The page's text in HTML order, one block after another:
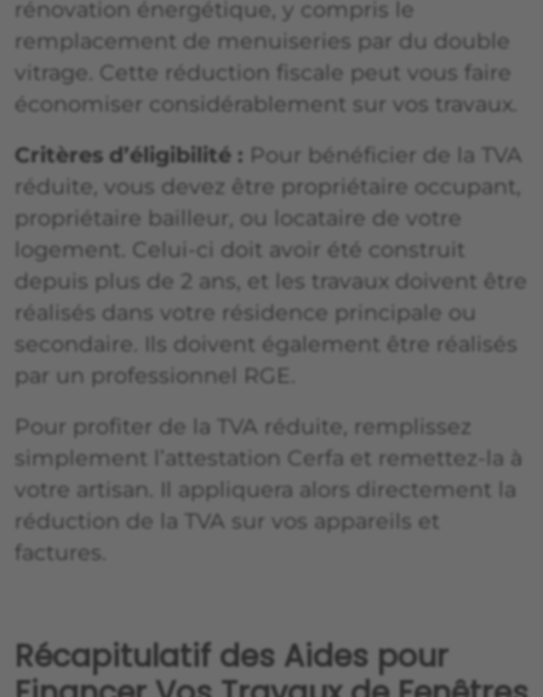
rénovation énergétique, y compris le
remplacement de menuiseries par du double
vitrage. Cette réduction fiscale peut vous faire
économiser considérablement sur vos travaux.
Critères d’éligibilité : Pour bénéficier de la TVA
réduite, vous devez être propriétaire occupant,
propriétaire bailleur, ou locataire de votre
logement. Celui-ci doit avoir été construit
depuis plus de 2 ans, et les travaux doivent être
réalisés dans votre résidence principale ou
secondaire. Ils doivent également être réalisés
par un professionnel RGE.
Pour profiter de la TVA réduite, remplissez
simplement l’attestation Cerfa et remettez-la à
votre artisan. Il appliquera alors directement la
réduction de la TVA sur vos appareils et
factures.
Récapitulatif des Aides pour